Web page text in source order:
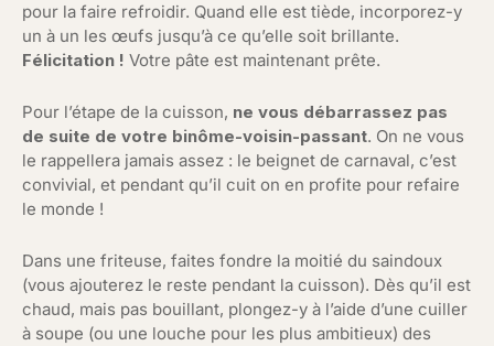
pour la faire refroidir. Quand elle est tiède, incorporez-y
un à un les œufs jusqu’à ce qu’elle soit brillante.
Félicitation ! Votre pâte est maintenant prête.
Pour l’étape de la cuisson, ne vous débarrassez pas
de suite de votre binôme-voisin-passant. On ne vous
le rappellera jamais assez : le beignet de carnaval, c’est
convivial, et pendant qu’il cuit on en profite pour refaire
le monde !
Dans une friteuse, faites fondre la moitié du saindoux
(vous ajouterez le reste pendant la cuisson). Dès qu’il est
chaud, mais pas bouillant, plongez-y à l’aide d’une cuiller
à soupe (ou une louche pour les plus ambitieux) des